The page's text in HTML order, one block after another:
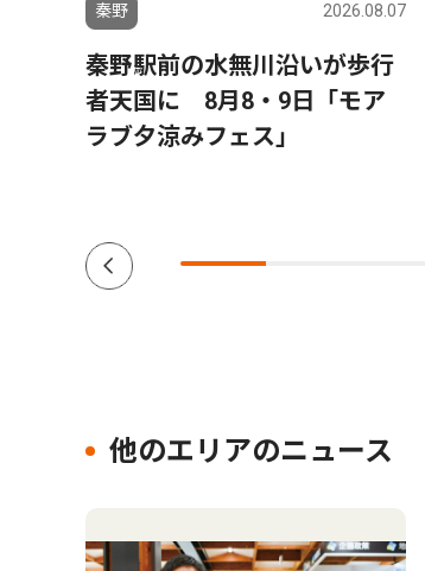
秦野 2026.08.07
秦野駅前の水無川沿いが歩行
者天国に 8月8・9日「モア
ラブ夕涼みフェス」
他のエリアのニュース